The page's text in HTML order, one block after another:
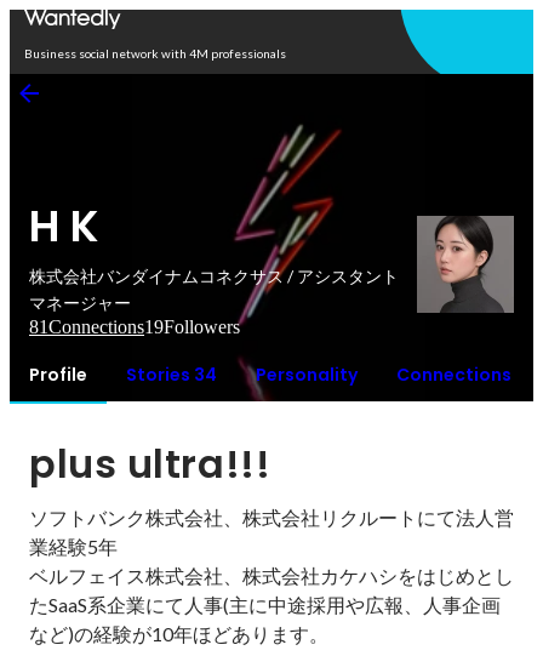
Business social network with 4M professionals
H K
株式会社バンダイナムコネクサス / アシスタント
マネージャー
81Connections19Followers
Profile Stories 34 Personality Connections
plus ultra!!!
ソフトバンク株式会社、株式会社リクルートにて法人営
業経験5年
ベルフェイス株式会社、株式会社カケハシをはじめとし
たSaaS系企業にて人事(主に中途採用や広報、人事企画
など)の経験が10年ほどあります。